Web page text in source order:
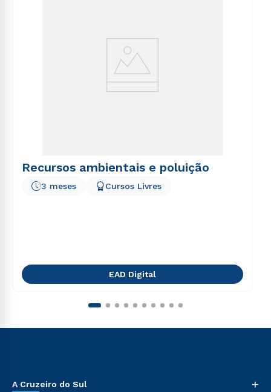
Recursos ambientais e poluição
3 meses Cursos Livres
EAD Digital
A Cruzeiro do Sul +